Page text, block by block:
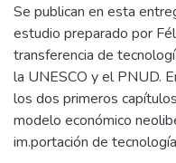
Se publican en esta
estudio preparado por
transferencia de
la UNESCO y el PNUD.
los dos primeros
modelo económico
im.portación de